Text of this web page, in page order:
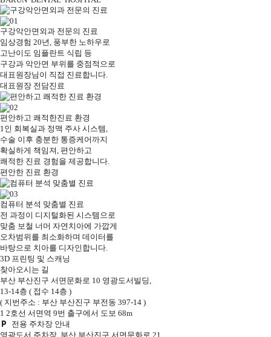
구강악안면외과 전문의 진료
임상경험 20년, 풍부한 노하우로
고난이도 임플란트 식립 등
구강과 악안면 부위를 중점적 으로
대표원장님이 직접 진료합니다.
대표원장 전담진료
편안하고 쾌적한진료 환경
1인 회복실과 정맥 주사 시스템,
수술 이후 충분한 통증케어 까지
확실하게 책임져, 편안하고
쾌적한 진료 경험을 제공합니다.
편안한 진료 환경
컴퓨터 분석 맞춤별 진료
전 과정이 디지털화된 시스템으로
맞춤 보철 너머 자연치아에 가깝게
오차범위를 최소화하며 데이터를
바탕으로 치아를 디자인 합니다.
3D 프린팅 및 스캐닝
찾아오시는 길
부산 부산진구 서면문화로 10 영광도서빌딩,
13-14층 ( 접수 14층 )
( 지번주소 : 부산 부산진구 부전동 397-14 )
1 2호선 서면역 9번 출구에서 도보 68m
전용 주차장 안내
영광도서 주차장 부산 부산진구 서면문화로 21